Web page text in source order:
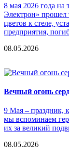
8 мая 2026 года
Электрон»
цветов к стеле,
предприятия,
08.05.2026
Вечный огонь
9 Мая – праздник,
мы вспоминаем
их за великий
08.05.2026